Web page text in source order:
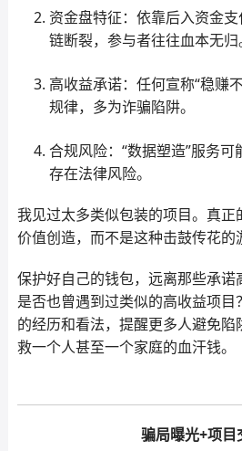
资金盘特征：依靠后入资金
链断裂，参与者往往血本无归
高收益承诺：任何宣称“稳赚
规律，多为诈骗陷阱。
合规风险：“数据塑造”服务可
存在法律风险。
我见过太多类似包装的项目。真正
价值创造，而不是这种击鼓传花的
保护好自己的钱包，远离那些承
是否也曾遇到过类似的高收益项
的经历和看法，提醒更多人避免
救一个人甚至一个家庭的血汗钱。
骗局曝光+项目